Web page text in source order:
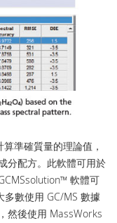
準確質量的理論值，
分配方。此軟體可用於
軟體可
多數使用 GC/MS 數據
然後使用 MassWorks